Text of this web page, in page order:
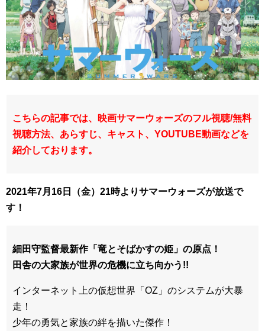
こちらの記事では、映画サマーウォーズのフル視聴/無料
視聴方法、あらすじ、キャスト、YOUTUBE動画などを
紹介しております。
2021年7月16日（金）21時よりサマーウォーズが放送で
す！
細田守監督最新作「竜とそばかすの姫」の原点！
田舎の大家族が世界の危機に立ち向かう!!
インターネット上の仮想世界「OZ」のシステムが大暴
走！
少年の勇気と家族の絆を描いた傑作！